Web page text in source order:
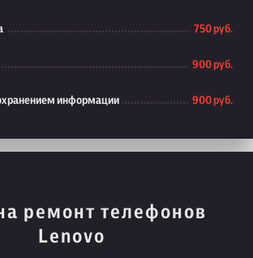
750 руб.
900 руб.
информации 900 руб.
ремонт телефонов
Lenovo